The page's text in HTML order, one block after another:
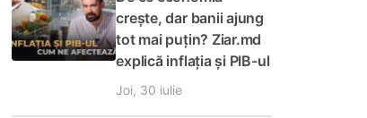
crește, dar banii ajung
tot mai puțin? Ziar.md
explică inflația și PIB-ul
Joi, 30 iulie